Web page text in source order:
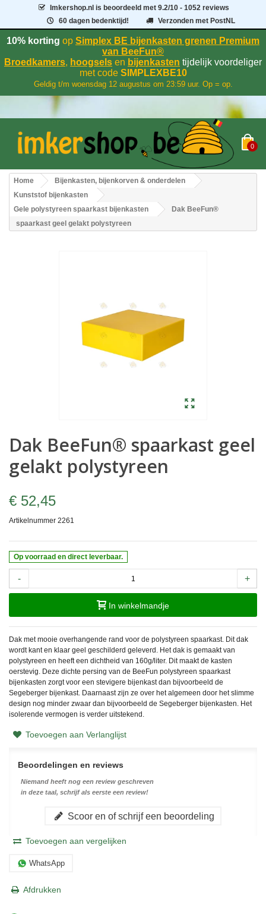
Imkershop.nl is beoordeeld met9.2/10 - 1052 reviews
60 dagen bedenktijd!
Verzonden met PostNL
10% korting op Simplex BE bijenkasten grenen Premium
van BeeFun®
Broedkamers, hoogsels en bijenkasten tijdelijk voordeliger
met codeSIMPLEXBE10
Geldig t/m woensdag 12 augustus om 23:59 uur. Op = op.
0
Home
Bijenkasten, bijenkorven & onderdelen
Kunststof bijenkasten
Gele polystyreen spaarkast bijenkasten
Dak BeeFun®
spaarkast geel gelakt polystyreen
Dak BeeFun® spaarkast geel
gelakt polystyreen
€ 52,45
Artikelnummer 2261
Op voorraad en direct leverbaar.
- +
In winkelmandje
Dak met mooie overhangende rand voor de polystyreen spaarkast. Dit dak
wordt kant en klaar geel geschilderd geleverd. Het dak is gemaakt van
polystyreen en heeft een dichtheid van 160g/liter. Dit maakt de kasten
oerstevig. Deze dichte persing van de BeeFun polystyreen spaarkast
bijenkasten zorgt voor een stevigere bijenkast dan bijvoorbeeld de
Segeberger bijenkast. Daarnaast zijn ze over het algemeen door het slimme
design nog minder zwaar dan bijvoorbeeld de Segeberger bijenkasten. Het
isolerende vermogen is verder uitstekend.
Toevoegen aan Verlanglijst
Beoordelingen en reviews
Niemand heeft nog een review geschreven
in deze taal, schrijf als eerste een review!
Scoor en of schrijf een beoordeling
Toevoegen aan vergelijken
WhatsApp
Afdrukken